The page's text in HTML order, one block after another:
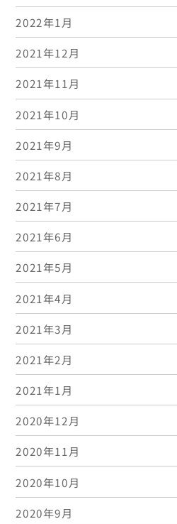
2022年1月
2021年12月
2021年11月
2021年10月
2021年9月
2021年8月
2021年7月
2021年6月
2021年5月
2021年4月
2021年3月
2021年2月
2021年1月
2020年12月
2020年11月
2020年10月
2020年9月